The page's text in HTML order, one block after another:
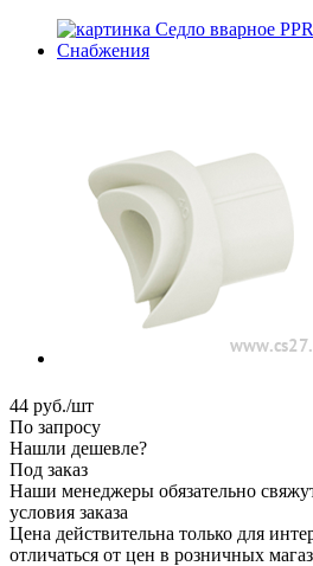
44 руб./шт
По запросу
Нашли дешевле?
Под заказ
Наши менеджеры обязательно
условия заказа
Цена действительна только для
отличаться от цен в розничных